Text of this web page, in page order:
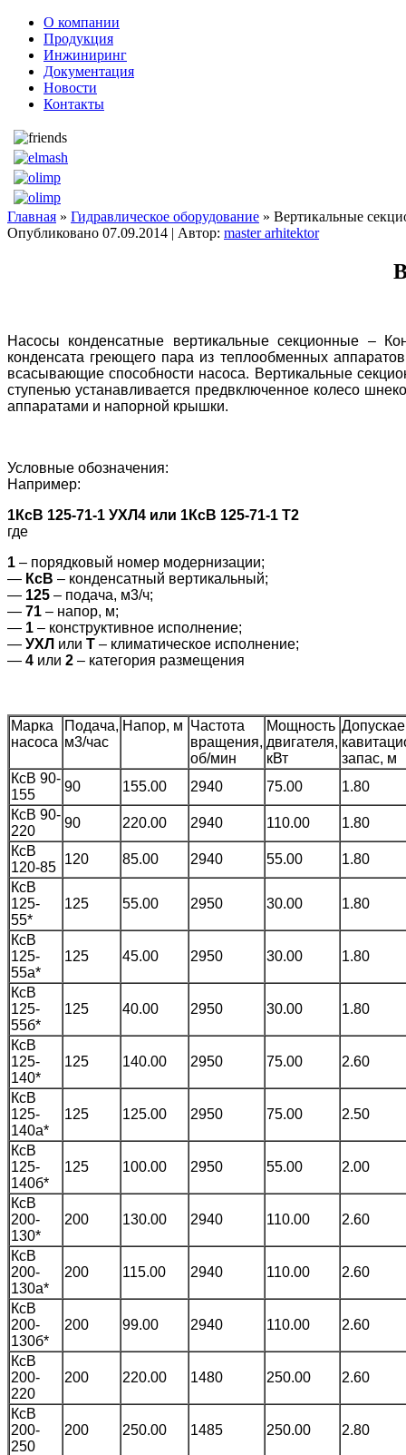
О компании
Продукция
Инжиниринг
Документация
Новости
Контакты
Главная » Гидравлическое оборудование » Вертикальные
Опубликовано 07.09.2014 | Автор: master arhitektor
Насосы конденсатные вертикальные секционные –
конденсата греющего пара из теплообменных
всасывающие способности насоса. Вертикальные
ступенью устанавливается предвключенное колесо
аппаратами и напорной крышки.
Условные обозначения:
Например:
1КсВ 125-71-1 УХЛ4 или 1КсВ 125-71-1 Т2
где
1 – порядковый номер модернизации;
— КсВ – конденсатный вертикальный;
— 125 – подача, м3/ч;
— 71 – напор, м;
— 1 – конструктивное исполнение;
— УХЛ или Т – климатическое исполнение;
— 4 или 2 – категория размещения
Марка
насоса
Подача,
м3/час
Напор, м Частота
вращения,
об/мин
Мощность
двигателя,
кВт
запас, м
КсВ 90-
155
90 155.00 2940 75.00
1.80
КсВ 90-
220
90 220.00 2940 110.00
1.80
КсВ
120-85
120 85.00 2940 55.00
1.80
КсВ
125-
55*
125 55.00 2950 30.00 1.80
КсВ
125-
55а*
125 45.00 2950 30.00 1.80
КсВ
125-
55б*
125 40.00 2950 30.00 1.80
КсВ
125-
140*
125 140.00 2950 75.00 2.60
КсВ
125-
140а*
125 125.00 2950 75.00 2.50
КсВ
125-
140б*
125 100.00 2950 55.00 2.00
КсВ
200-
130*
200 130.00 2940 110.00 2.60
КсВ
200-
130а*
200 115.00 2940 110.00 2.60
КсВ
200-
130б*
200 99.00 2940 110.00 2.60
КсВ
200-
220
200 220.00 1480 250.00 2.60
КсВ
200-
250
200 250.00 1485 250.00 2.80